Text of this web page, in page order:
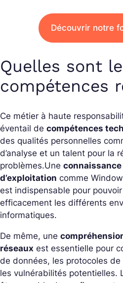
Découvrir notre
Quelles sont
compétences
Ce métier à haute
éventail de compétences
des qualités personnelles
d’analyse et un talent pour la
problèmes.Une
d’exploitation comme
est indispensable pour
efficacement les différents
informatiques.
De même, une
réseaux est essentielle pour
de données, les protocoles
les vulnérabilités potentielles.